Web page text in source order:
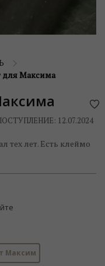
Максима
12.07.2024
тех лет. Есть клеймо
Максим